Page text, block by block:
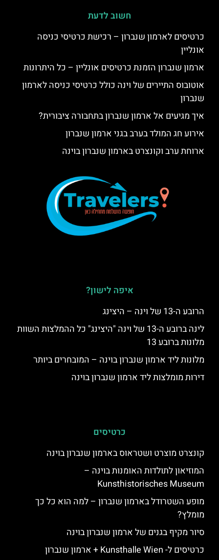
חשוב לדעת
כרטיסים לארמון שנברון – רכישת כרטיסי כניסה
אונליין
ארמון שנברון הזמנת כרטיסים אונליין – כל היתרונות
אוטובוס התיירים של וינה כולל כרטיסי כניסה לארמון
שנברון
איך מגיעים אל ארמון שנברון בתחבורה ציבורית?
אירוע חג המולד בערב בגני ארמון שנברון
ארוחת ערב וקונצרט בארמון שנברון בוינה
איפה לישון?
הרובע ה-13 של וינה – היצינג
לינה ברובע ה-13 של וינה "היצינג" כל ההמלצות השוות
מלונות ברובע 13
מלונות ליד ארמון שנברון בוינה – המובחרים ביותר
דירות מומלצות ליד ארמון שנברון בוינה
כרטיסים
קונצרט מוצרט ושטראוס בארמון שנברון בוינה
המוזיאון לתולדות האומנות בוינה –
Kunsthistorisches Museum
מופע השטרודל בארמון שנברון – למה הוא כל כך
מומלץ?
סיור מקיף בגנים של ארמון שנברון בוינה
כרטיסים ל- Kunsthalle Wien + ארמון שנברון